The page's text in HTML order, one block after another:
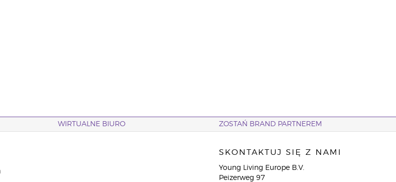
WIRTUALNE BIURO ZOSTAŃ BRAND PARTNEREM
SKONTAKTUJ SIĘ Z NAMI
Young Living Europe B.V.
Peizerweg 97